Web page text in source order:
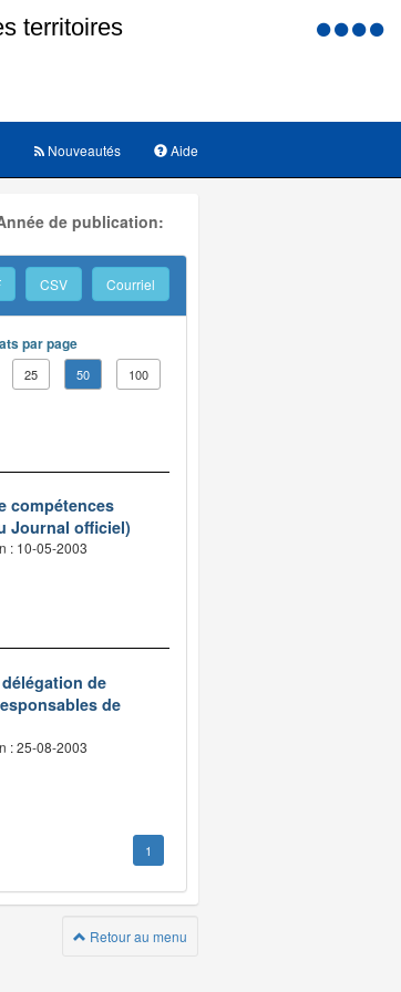
Menu
Aide
Nouveautés
de publication:
CSV Courriel
par page
25 50 100
compétences
Journal officiel)
: 10-05-2003
de
de
: 25-08-2003
1
Retour au menu